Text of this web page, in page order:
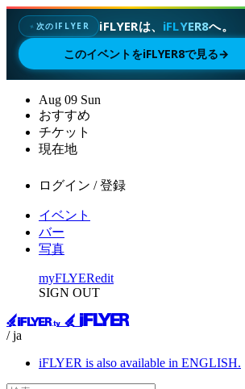
✦次のIFLYER iFLYERは、 iFLYER8へ。
このイベントをiFLYER8で見る→
Aug 09 Sun
おすすめ
チケット
現在地
ログイン / 登録
イベント
バー
写真
myFLYERedit
SIGN OUT
/ ja
iFLYER is also available in ENGLISH.